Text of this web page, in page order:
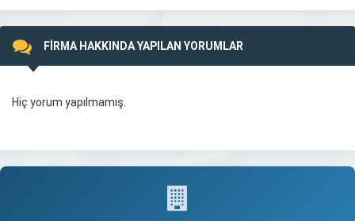
FİRMA HAKKINDA YAPILAN YORUMLAR
Hiç yorum yapılmamış.